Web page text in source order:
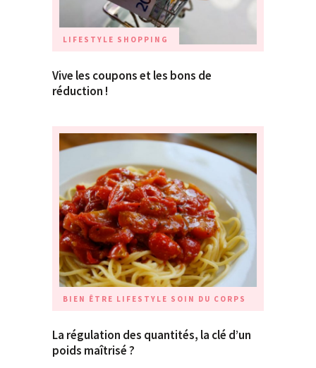
LIFESTYLE SHOPPING
Vive les coupons et les bons de
réduction !
BIEN ÊTRE LIFESTYLE SOIN DU CORPS
La régulation des quantités, la clé d’un
poids maîtrisé ?